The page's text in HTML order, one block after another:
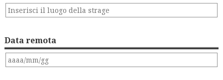
Data remota